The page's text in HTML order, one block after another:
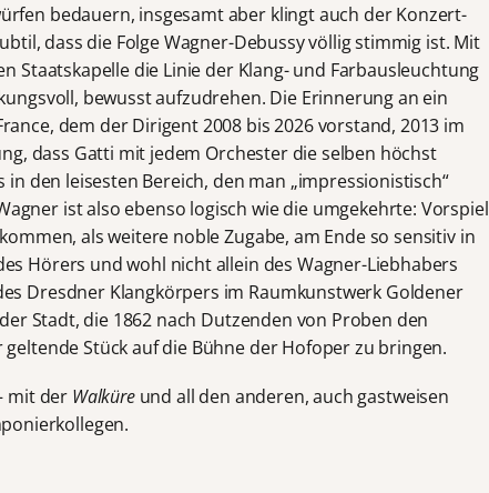
bedauern, insgesamt aber klingt auch der Konzert-
dass die Folge Wagner-Debussy völlig stimmig ist. Mit
Staatskapelle die Linie der Klang- und Farbausleuchtung
bewusst aufzudrehen. Die Erinnerung an ein
dem der Dirigent 2008 bis 2026 vorstand, 2013 im
dass Gatti mit jedem Orchester die selben höchst
den leisesten Bereich, den man „impressionistisch“
ist also ebenso logisch wie die umgekehrte: Vorspiel
als weitere noble Zugabe, am Ende so sensitiv in
Hörers und wohl nicht allein des Wagner-Liebhabers
Dresdner Klangkörpers im Raumkunstwerk Goldener
Stadt, die 1862 nach Dutzenden von Proben den
Stück auf die Bühne der Hofoper zu bringen.
mit der Walküreund all den anderen, auch gastweisen